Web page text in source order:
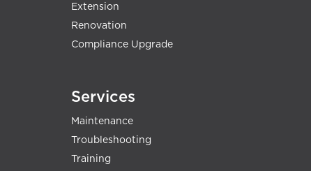
Extension
Renovation
Compliance Upgrade
Services
Maintenance
Troubleshooting
Training